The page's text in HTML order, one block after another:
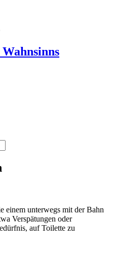
einem unterwegs mit der Bahn
Verspätungen oder
auf Toilette zu